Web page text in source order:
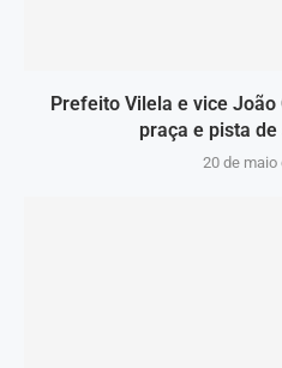
Prefeito Vilela e vice
praça e pista
20 de maio